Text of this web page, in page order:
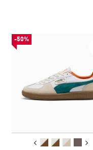
-50%